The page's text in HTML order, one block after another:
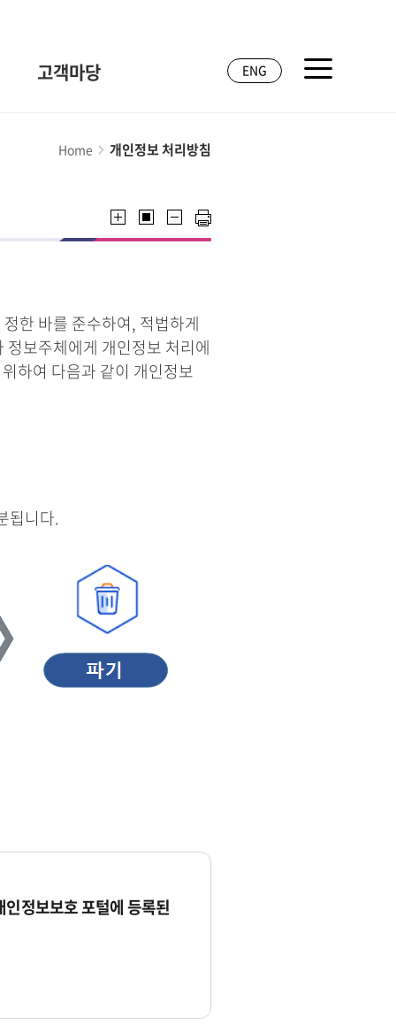
고객마당 ENG
Home 개인정보 처리방침
한 바를 준수하여, 적법하게
보주체에게 개인정보 처리에
하여 다음과 같이 개인정보
됩니다.
정보보호 포털에 등록된